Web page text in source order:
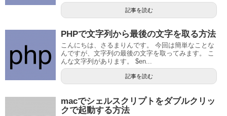
記事を読む
PHPで文字列から最後の文字を取る方法
こんにちは、さるまりんです。 今回は簡単なことな
んですが、文字列の最後の文字を取ってみます。 こ
んな文字列があります。 $en...
記事を読む
macでシェルスクリプトをダブルクリッ
クで起動する方法